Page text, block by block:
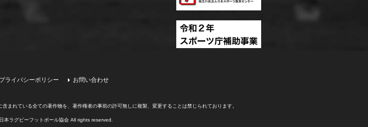
プライバシーポリシー お問い合わせ
含まれている全ての著作物を、著作権者の事前の許可無しに複製、変更することは禁じられております。
本ラグビーフットボール協会 All rights reserved.